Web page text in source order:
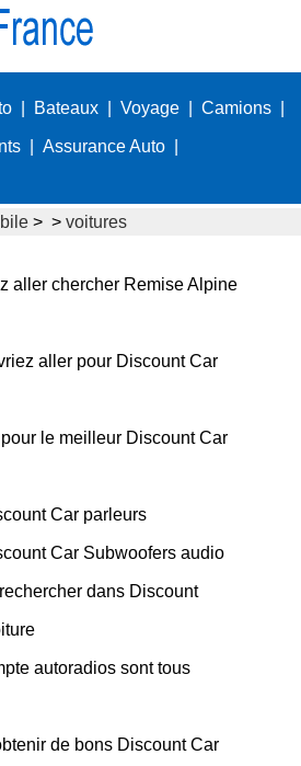
Bateaux Voyage Camions
Assurance Auto
> > voitures
aller chercher Remise Alpine
aller pour Discount Car
le meilleur Discount Car
Car parleurs
Car Subwoofers audio
dans Discount
autoradios sont tous
de bons Discount Car